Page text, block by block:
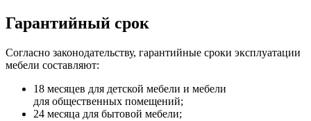
Гарантийный срок
Согласно законодательству, гарантийные сроки эксплуатации
мебели составляют:
18 месяцев для детской мебели и мебели
для общественных помещений;
24 месяца для бытовой мебели;